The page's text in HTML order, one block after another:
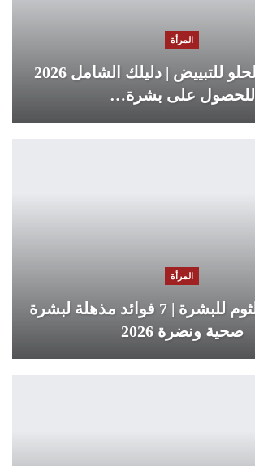
المرأة
زيت اللوز الحلو للتبييض | دليلك الشامل 2026
للحصول على بشرة…
المرأة
فوائد زيت الثوم للبشرة | 7 فوائد مذهلة لبشرة
صحية ونضرة 2026